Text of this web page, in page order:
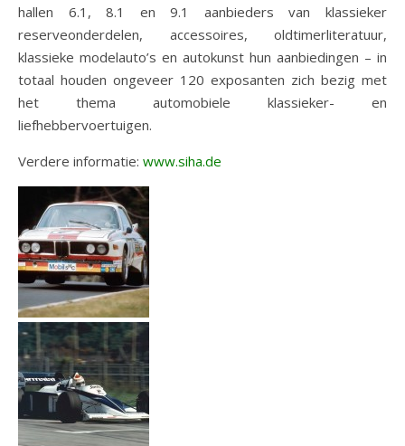
hallen 6.1, 8.1 en 9.1 aanbieders van klassieker
reserveonderdelen, accessoires, oldtimerliteratuur,
klassieke modelauto’s en autokunst hun aanbiedingen – in
totaal houden ongeveer 120 exposanten zich bezig met
het thema automobiele klassieker- en
liefhebbervoertuigen.
Verdere informatie: www.siha.de